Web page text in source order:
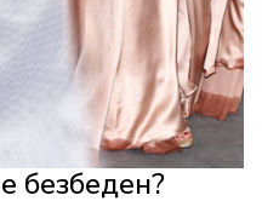
безбеден?